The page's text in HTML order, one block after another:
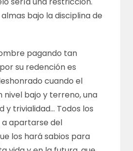
bajo la disciplina de
pagando tan
su redención es
cuando el
nivel bajo y terreno, una
y trivialidad… Todos los
a apartarse del
los hará sabios para